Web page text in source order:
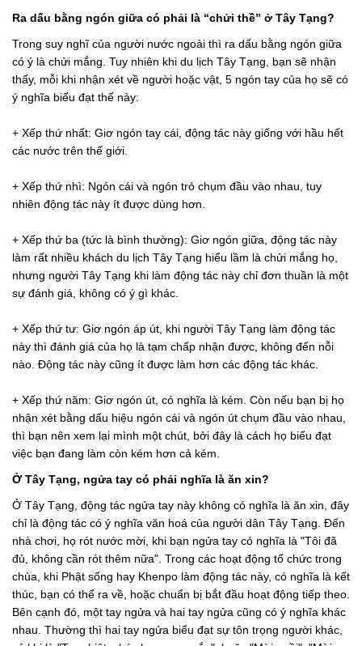
Ra dấu bằng ngón giữa có phải là “chửi thề” ở Tây Tạng?
Trong suy nghĩ của người nước ngoài thì ra dấu bằng ngón giữa
có ý là chửi mắng. Tuy nhiên khi du lịch Tây Tạng, bạn sẽ nhận
thấy, mỗi khi nhận xét về người hoặc vật, 5 ngón tay của họ sẽ có
ý nghĩa biểu đạt thế này:
+ Xếp thứ nhất: Giơ ngón tay cái, động tác này giống với hầu hết
các nước trên thế giới.
+ Xếp thứ nhì: Ngón cái và ngón trỏ chụm đầu vào nhau, tuy
nhiên động tác này ít được dùng hơn.
+ Xếp thứ ba (tức là bình thường): Giơ ngón giữa, động tác này
làm rất nhiều khách du lịch Tây Tạng hiểu lầm là chửi mắng họ,
nhưng người Tây Tạng khi làm động tác này chỉ đơn thuần là một
sự đánh giá, không có ý gì khác.
+ Xếp thứ tư: Giơ ngón áp út, khi người Tây Tạng làm động tác
này thì đánh giá của họ là tạm chấp nhận được, không đến nỗi
nào. Động tác này cũng ít được làm hơn các động tác khác.
+ Xếp thứ năm: Giơ ngón út, có nghĩa là kém. Còn nếu bạn bị họ
nhận xét bằng dấu hiệu ngón cái và ngón út chụm đầu vào nhau,
thì bạn nên xem lại mình một chút, bởi đây là cách họ biểu đạt
việc bạn đang làm còn kém hơn cả kém.
Ở Tây Tạng, ngửa tay có phải nghĩa là ăn xin?
Ở Tây Tạng, động tác ngửa tay này không có nghĩa là ăn xin, đây
chỉ là động tác có ý nghĩa văn hoá của người dân Tây Tạng. Đến
nhà chơi, họ rót nước mời, khi bạn ngửa tay có nghĩa là "Tôi đã
đủ, không cần rót thêm nữa". Trong các hoạt động tổ chức trong
chùa, khi Phật sống hay Khenpo làm động tác này, có nghĩa là kết
thúc, bạn có thể ra về, hoặc chuẩn bị bắt đầu hoạt động tiếp theo.
Bên cạnh đó, một tay ngửa và hai tay ngửa cũng có ý nghĩa khác
nhau. Thường thì hai tay ngửa biểu đạt sự tôn trọng người khác,